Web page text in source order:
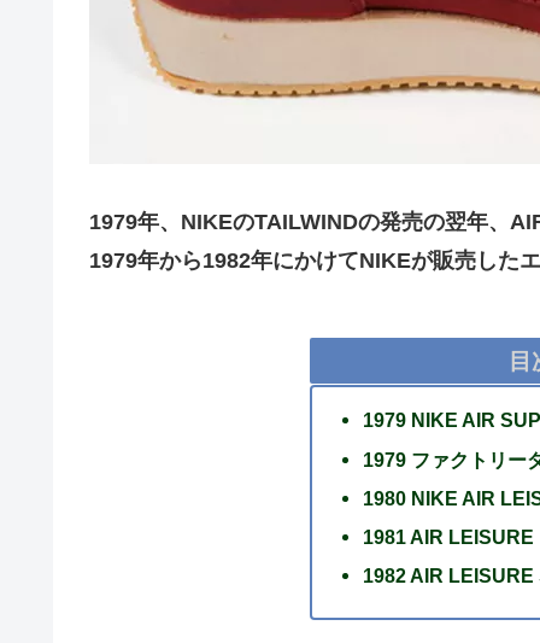
1979年、NIKEのTAILWINDの発売の翌年、
1979年から1982年にかけてNIKEが販売した
目
1979 NIKE AIR
1979 ファクトリー
1980 NIKE AIR
1981 AIR
1982 AIR